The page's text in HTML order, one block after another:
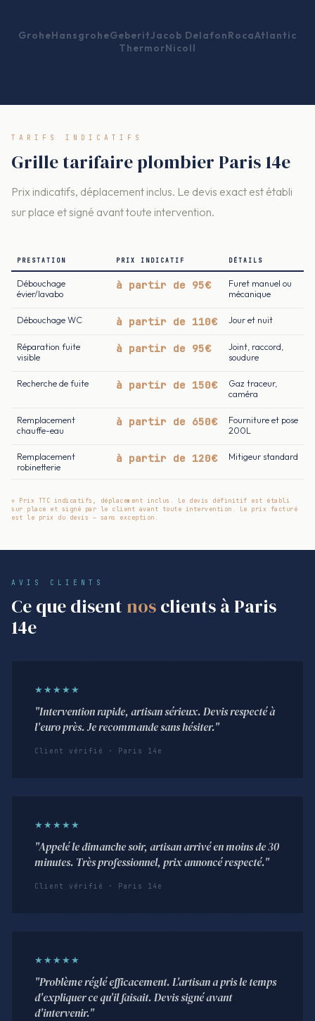
GroheHansgroheGeberitJacob DelafonRocaAtlantic
ThermorNicoll
TARIFS INDICATIFS
Grille tarifaire plombier Paris 14e
Prix indicatifs, déplacement inclus. Le devis exact est établi
sur place et signé avant toute intervention.
PRESTATION PRIX INDICATIF DÉTAILS
Débouchage
évier/lavabo
à partir de 95€
Furet manuel ou
mécanique
Débouchage WC à partir de 110€ Jour et nuit
Réparation fuite
visible
à partir de 95€
Joint, raccord,
soudure
Recherche de fuite à partir de 150€
Gaz traceur,
caméra
Remplacement
chauffe-eau
à partir de 650€
Fourniture et pose
200L
Remplacement
robinetterie
à partir de 120€ Mitigeur standard
* Prix TTC indicatifs, déplacement inclus. Le devis définitif est établi
sur place et signé par le client avant toute intervention. Le prix facturé
est le prix du devis — sans exception.
AVIS CLIENTS
Ce que disent nosclients à Paris
14e
★★★★★
"Intervention rapide, artisan sérieux. Devis respecté à
l'euro près. Je recommande sans hésiter."
Client vérifié · Paris 14e
★★★★★
"Appelé le dimanche soir, artisan arrivé en moins de 30
minutes. Très professionnel, prix annoncé respecté."
Client vérifié · Paris 14e
★★★★★
"Problème réglé efficacement. L'artisan a pris le temps
d'expliquer ce qu'il faisait. Devis signé avant
d'intervenir."